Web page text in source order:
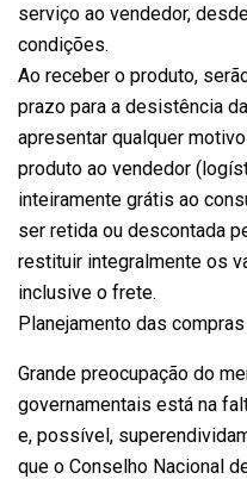
serviço ao vendedor,
condições.
Ao receber o produto,
prazo para a desistência
apresentar qualquer
produto ao vendedor
inteiramente grátis ao
ser retida ou descontada
restituir integralmente os
inclusive o frete.
Planejamento das
Grande preocupação do
governamentais está na
e, possível,
que o Conselho Nacional